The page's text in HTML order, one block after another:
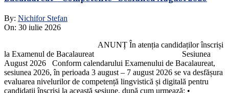
By: Nichifor Stefan
On: 30 iulie 2026
ANUNȚ În atenția candidaților înscriși
la Examenul de Bacalaureat Sesiunea
August 2026 Conform calendarului Examenului de Bacalaureat,
sesiunea 2026, în perioada 3 august – 7 august 2026 se va desfășura
evaluarea nivelurilor de competență lingvistică și digitală pentru
candidații înscriși la această sesiune, după cum urmează: •